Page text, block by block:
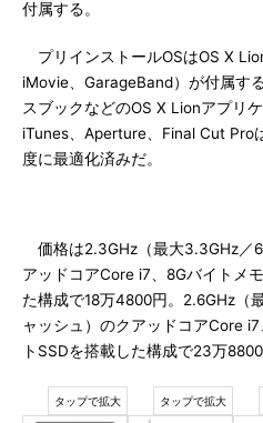
付属する。
プリインストールOSはOS X
iMovie、GarageBand）が付属す
スブックなどのOS X Lionアプリ
iTunes、Aperture、Final Cut Pro
度に最適化済みだ。
価格は2.3GHz（最大3.3GHz／
アッドコアCore i7、8Gバイトメ
た構成で18万4800円。2.6GHz（
ャッシュ）のクアッドコアCore
トSSDを搭載した構成で23万8800